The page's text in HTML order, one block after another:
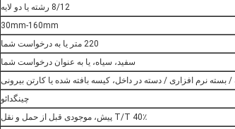
8/12 رشته یا دو لایه
30mm-160mm
220 متر یا به درخواست شما
سفید، سیاه، یا به عنوان درخواست شما
بسته نرم افزاری / دسته در داخل، کیسه بافته شده یا کارتن بیرونی
چینگدائو
T/T 40٪ پیش، موجودی قبل از حمل و نقل